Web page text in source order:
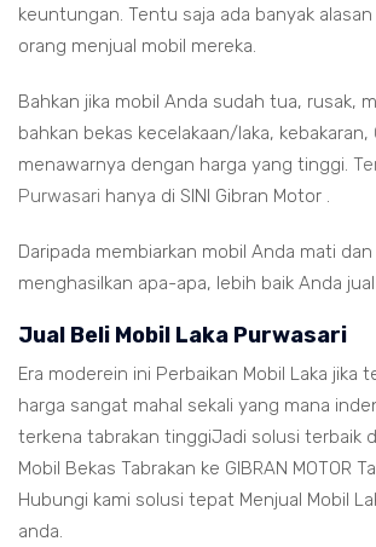
keuntungan. Tentu saja ada banyak
orang menjual mobil mereka.
Bahkan jika mobil Anda sudah tua, rusak,
bahkan bekas kecelakaan/laka, kebakaran,
menawarnya dengan harga yang tinggi.
Purwasari hanya di SINI Gibran Motor .
Daripada membiarkan mobil Anda mati
menghasilkan apa-apa, lebih baik Anda
Jual Beli Mobil Laka Purwasari
Era moderein ini Perbaikan Mobil Laka jika
harga sangat mahal sekali yang mana
terkena tabrakan tinggiJadi solusi terbaik
Mobil Bekas Tabrakan ke GIBRAN MOTOR
Hubungi kami solusi tepat Menjual Mobil
anda.